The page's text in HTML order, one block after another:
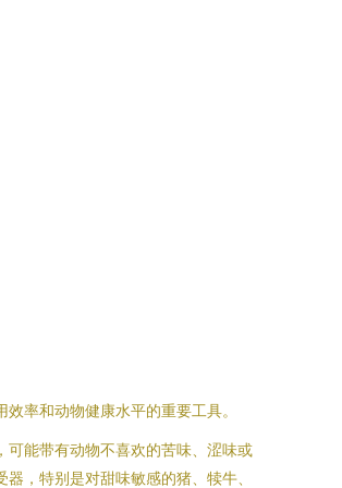
率和动物健康水平的重要工具。
可能带有动物不喜欢的苦味、涩味或
，特别是对甜味敏感的猪、犊牛、